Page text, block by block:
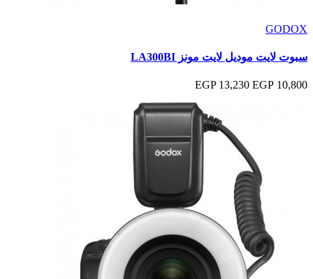
GODOX
سبوت لايت موديل لايت مونز LA300BI
10,800 EGP
13,230 EGP